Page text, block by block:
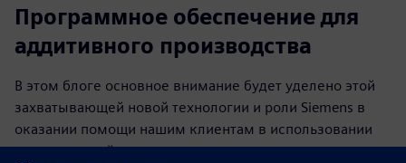
Программное обеспечение для
аддитивного производства
В этом блоге основное внимание будет уделено этой
захватывающей новой технологии и роли Siemens в
оказании помощи нашим клиентам в использовании
возможностей, которые открывают аддитивные